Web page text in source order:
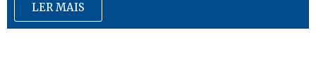
LER MAIS